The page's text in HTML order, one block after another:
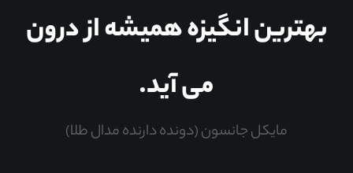
بهترین انگیزه همیشه از درون
می آید.
مایکل جانسون (دونده دارنده مدال طلا)